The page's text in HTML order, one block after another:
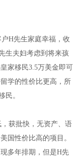
H先生家庭幸福，收
生夫妇考虑到将来孩
家移民3.5万美金即可
学的性价比更高，所
民。
获批快，无资产、语
国性价比高的项目。
多年排期，但是H先